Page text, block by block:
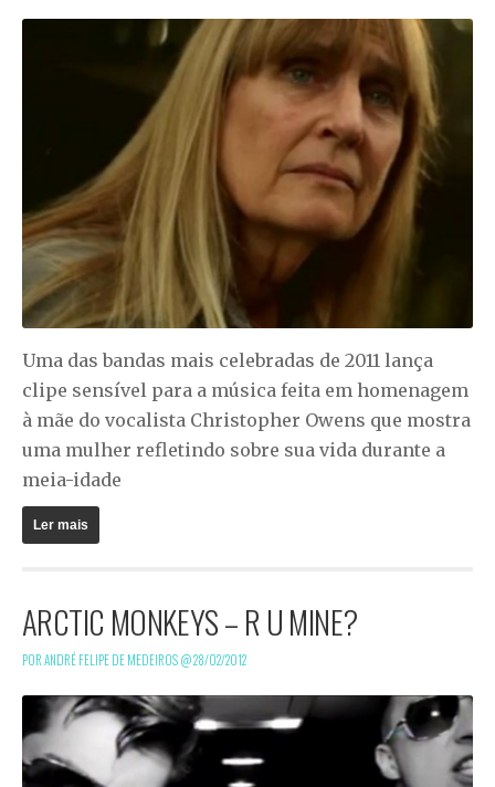
Uma das bandas mais celebradas de 2011 lança
clipe sensível para a música feita em homenagem
à mãe do vocalista Christopher Owens que mostra
uma mulher refletindo sobre sua vida durante a
meia-idade
Ler mais
ARCTIC MONKEYS – R U MINE?
POR ANDRÉ FELIPE DE MEDEIROS @28/02/2012